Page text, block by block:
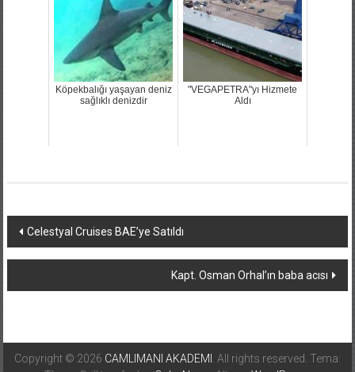
Köpekbalığı yaşayan deniz
sağlıklı denizdir
"VEGAPETRA"yı Hizmete
Aldı
Yazı
dolaşımı
Celestyal Cruises BAE’ye Satıldı
Kapt. Osman Orhal’ın baba acısı
Copyright © 2026 CAMLIMANI AKADEMI
. All rights reserved. Tema: